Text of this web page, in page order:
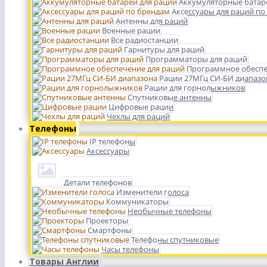
Аксессуары для раций
Антенны для раций
Военные рации
Все радиостанции
Гарнитуры для раций
Программаторы для раций
Программное
Рации 27МГц СИ-БИ
Рации для горнолыжников
Спутниковые антенны
Цифровые рации
Чехлы для раций
Телефоны
IP телефоны
Аксессуары
Детали телефонов
Изменители голоса
Коммуникаторы
Необычные телефоны
Проекторы
Смартфоны
Телефоны спутниковые
Часы телефоны
Товары Англии